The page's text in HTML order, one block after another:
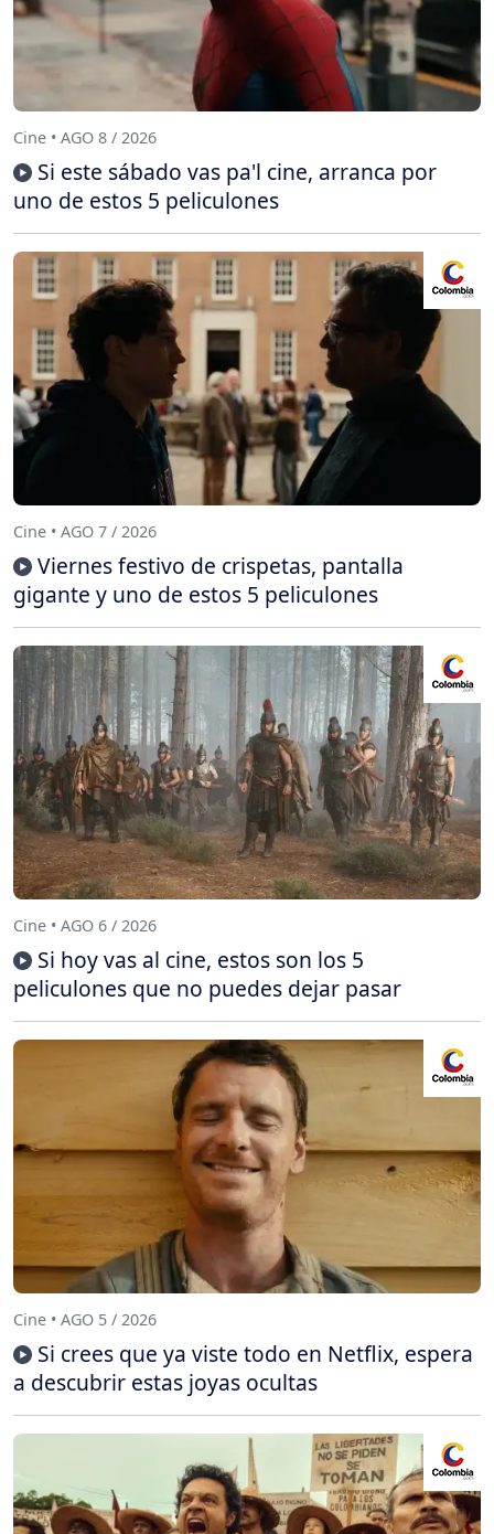
Cine • AGO 8 / 2026
Si este sábado vas pa'l cine, arranca por
uno de estos 5 peliculones
Cine • AGO 7 / 2026
Viernes festivo de crispetas, pantalla
gigante y uno de estos 5 peliculones
Cine • AGO 6 / 2026
Si hoy vas al cine, estos son los 5
peliculones que no puedes dejar pasar
Cine • AGO 5 / 2026
Si crees que ya viste todo en Netflix, espera
a descubrir estas joyas ocultas